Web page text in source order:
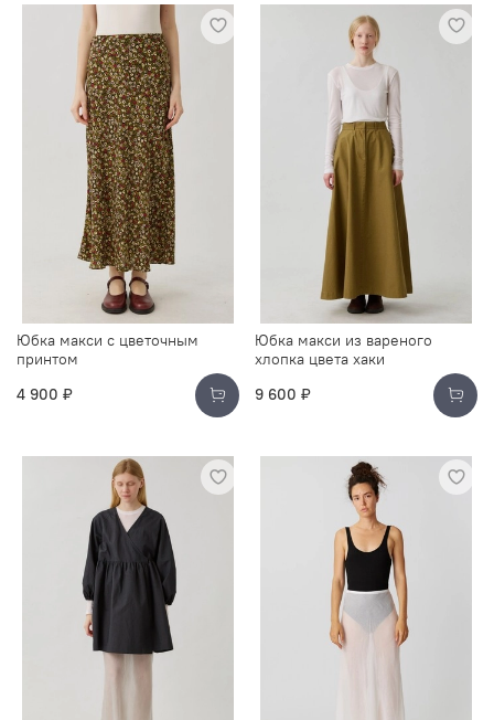
Юбка макси с цветочным
принтом
4 900 ₽
Юбка макси из вареного
хлопка цвета хаки
9 600 ₽